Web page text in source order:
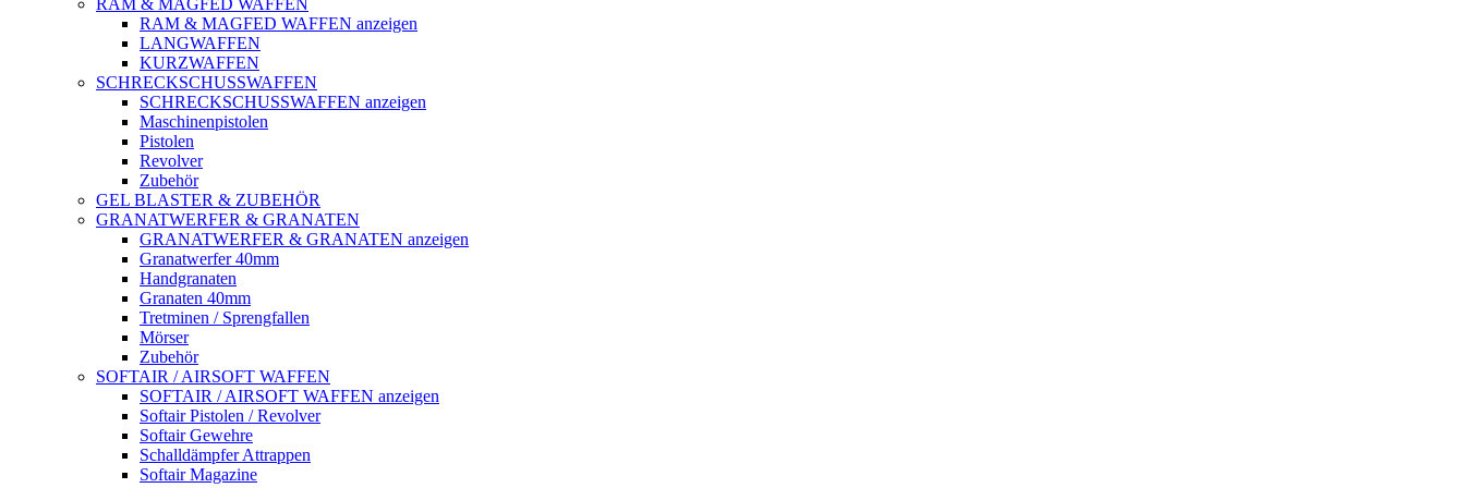
RAM & MAGFED WAFFEN
RAM & MAGFED WAFFEN anzeigen
LANGWAFFEN
KURZWAFFEN
SCHRECKSCHUSSWAFFEN
SCHRECKSCHUSSWAFFEN anzeigen
Maschinenpistolen
Pistolen
Revolver
Zubehör
GEL BLASTER & ZUBEHÖR
GRANATWERFER & GRANATEN
GRANATWERFER & GRANATEN anzeigen
Granatwerfer 40mm
Handgranaten
Granaten 40mm
Tretminen / Sprengfallen
Mörser
Zubehör
SOFTAIR / AIRSOFT WAFFEN
SOFTAIR / AIRSOFT WAFFEN anzeigen
Softair Pistolen / Revolver
Softair Gewehre
Schalldämpfer Attrappen
Softair Magazine